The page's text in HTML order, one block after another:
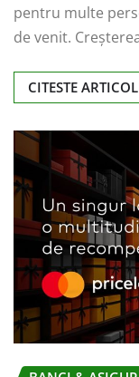
pentru multe
de venit.
CITESTE